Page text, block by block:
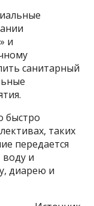
и
санитарный
быстро
таких
передается
воду и
диарею и